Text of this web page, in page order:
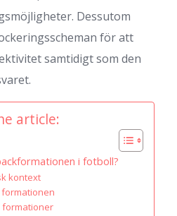
Dessutom
för att
samtidigt som den
article:
i fotboll?
kontext
formationer